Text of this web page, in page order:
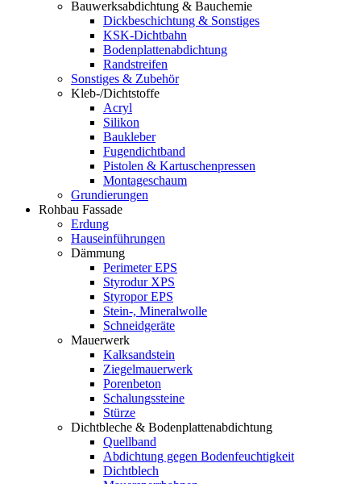
Bauwerksabdichtung & Bauchemie
Dickbeschichtung & Sonstiges
KSK-Dichtbahn
Bodenplattenabdichtung
Randstreifen
Sonstiges & Zubehör
Kleb-/Dichtstoffe
Acryl
Silikon
Baukleber
Fugendichtband
Pistolen & Kartuschenpressen
Montageschaum
Grundierungen
Rohbau Fassade
Erdung
Hauseinführungen
Dämmung
Perimeter EPS
Styrodur XPS
Styropor EPS
Stein-, Mineralwolle
Schneidgeräte
Mauerwerk
Kalksandstein
Ziegelmauerwerk
Porenbeton
Schalungssteine
Stürze
Dichtbleche & Bodenplattenabdichtung
Quellband
Abdichtung gegen Bodenfeuchtigkeit
Dichtblech